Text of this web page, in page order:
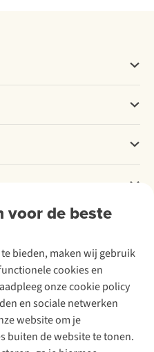
voor de beste
bieden, maken wij gebruik
cookies en
onze cookie policy
en sociale netwerken
website om je
buiten de website te tonen.
us